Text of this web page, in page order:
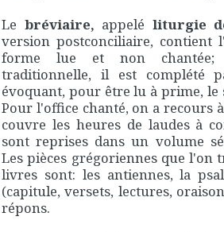
Le bréviaire, appelé liturgie
version postconciliaire, contient
forme lue et non chantée;
traditionnelle, il est complété
évoquant, pour être lu à prime, le
Pour l'office chanté, on a recours
couvre les heures de laudes à
sont reprises dans un volume
Les pièces grégoriennes que l'on
livres sont: les antiennes, la
(capitule, versets, lectures,
répons.